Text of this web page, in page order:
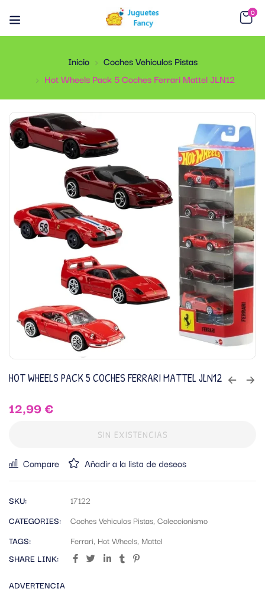
0
Inicio
Coches Vehiculos Pistas
Hot Wheels Pack 5 Coches Ferrari Mattel JLN12
HOT WHEELS PACK 5 COCHES FERRARI MATTEL JLN12
12,99€
SIN EXISTENCIAS
Compare Añadir a la lista de deseos
SKU:
17122
CATEGORIES:
Coches Vehiculos Pistas, Coleccionismo
TAGS:
Ferrari, Hot Wheels, Mattel
SHARE LINK:
ADVERTENCIA